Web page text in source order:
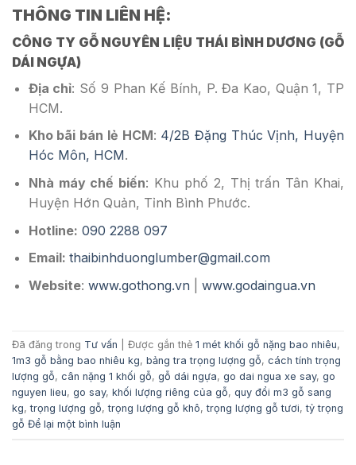
THÔNG TIN LIÊN HỆ:
CÔNG TY GỖ NGUYÊN LIỆU THÁI BÌNH DƯƠNG (GỖ
DÁI NGỰA)
Địa chỉ: Số 9 Phan Kế Bính, P. Đa Kao, Quận 1, TP
HCM.
Kho bãi bán lẻ HCM: 4/2B Đặng Thúc Vịnh, Huyện
Hóc Môn, HCM.
Nhà máy chế biến: Khu phố 2, Thị trấn Tân Khai,
Huyện Hớn Quản, Tỉnh Bình Phước.
Hotline: 090 2288 097
Email: thaibinhduonglumber@gmail.com
Website: www.gothong.vn www.godaingua.vn
Đã đăng trong Tư vấn Được gắn thẻ 1 mét khối gỗ nặng bao nhiêu,
1m3 gỗ bằng bao nhiêu kg, bảng tra trọng lượng gỗ, cách tính trọng
lượng gỗ, cân nặng 1 khối gỗ, gỗ dái ngựa, go dai ngua xe say, go
nguyen lieu, go say, khối lượng riêng của gỗ, quy đổi m3 gỗ sang
kg,trọng lượng gỗ,trọng lượng gỗ khô,trọng lượng gỗ tươi,tỷ trọng
gỗ Để lại một bình luận